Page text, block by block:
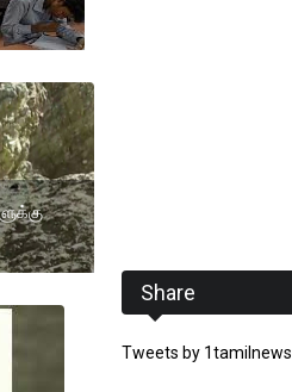
Share
Tweets by 1tamilnews